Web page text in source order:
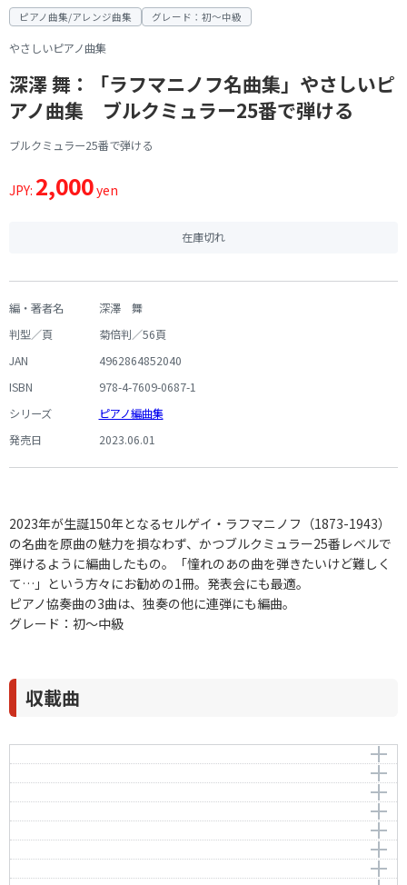
ピアノ曲集/アレンジ曲集 グレード：初～中級
やさしいピアノ曲集
深澤 舞：「ラフマニノフ名曲集」やさしいピ
アノ曲集 ブルクミュラー25番で弾ける
ブルクミュラー25番で弾ける
JPY: 2,000yen
在庫切れ
編・著者名
深澤 舞
判型／頁
菊倍判／56頁
JAN
4962864852040
ISBN
978-4-7609-0687-1
シリーズ
ピアノ編曲集
発売日
2023.06.01
2023年が生誕150年となるセルゲイ・ラフマニノフ（1873-1943）
の名曲を原曲の魅力を損なわず、かつブルクミュラー25番レベルで
弾けるように編曲したもの。「憧れのあの曲を弾きたいけど難しく
て…」という方々にお勧めの1冊。発表会にも最適。
ピアノ協奏曲の3曲は、独奏の他に連弾にも編曲。
グレード：初～中級
収載曲
前奏曲 op.23-4
作曲者：ラフマニノフ，セルゲイ
Rachmaninov，Sergei
編曲者：深澤 舞
エレジー op.3-1
Morceaux de Fantaisie No.1 “Elegie” E flat minor Op.3-
1
作曲者：ラフマニノフ，セルゲイ
Rachmaninov，Sergei
編曲者：深澤 舞
パガニーニの主題による狂詩曲より第18変奏 op.43
Andante Cantabile (Variation 18 from Paganini
RhapsodyOp.43)
作曲者：ラフマニノフ，セルゲイ
Rachmaninov，Sergei
ヴォカリーズ op.34-14
Vocalise Op.34 No.14
作曲者：ラフマニノフ，セルゲイ
Rachmaninov，Sergei
イタリアン・ポルカ
作曲者：ラフマニノフ，セルゲイ
Rachmaninov，Sergei
交響曲第2番 第3楽章より op.27
Symphony No.2 in E Minor，3rd Mov. Op.27
舟 歌 op.5